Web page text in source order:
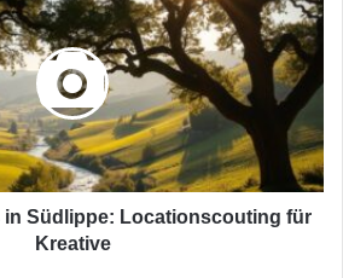
in Südlippe: Locationscouting für
Kreative